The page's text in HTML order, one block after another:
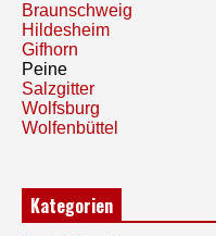
Braunschweig
Hildesheim
Gifhorn
Peine
Salzgitter
Wolfsburg
Wolfenbüttel
Kategorien